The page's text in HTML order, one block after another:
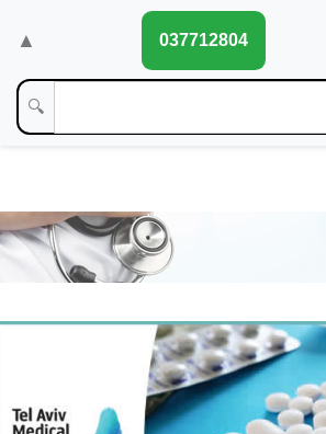
▲ 037712804
🔍